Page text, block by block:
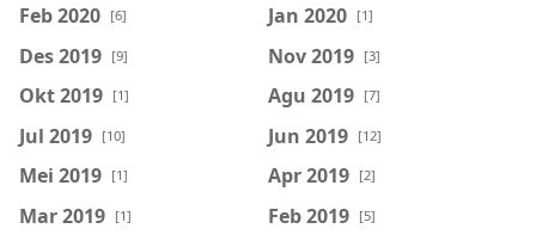
Feb 2020 [6] Jan 2020 [1]
Des 2019 [9] Nov 2019 [3]
Okt 2019 [1] Agu 2019 [7]
Jul 2019 [10] Jun 2019 [12]
Mei 2019 [1] Apr 2019 [2]
Mar 2019 [1] Feb 2019 [5]